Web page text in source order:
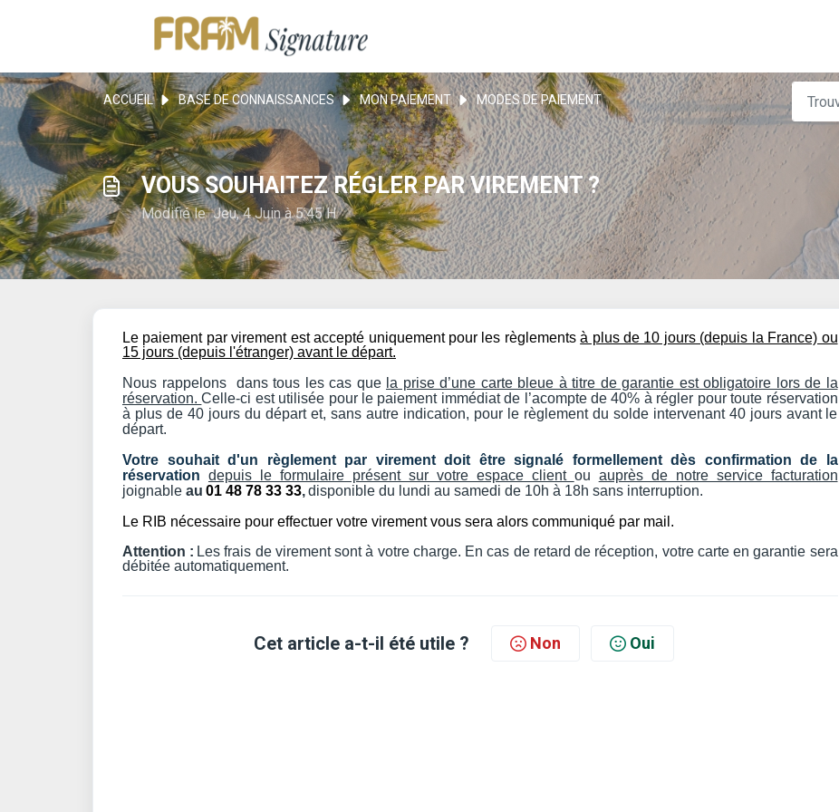
ACCUEIL BASE DE CONNAISSANCES MON PAIEMENT MODES DE PAIEMENT
VOUS SOUHAITEZ RÉGLER PAR VIREMENT ?
Modifié le Jeu, 4 Juin à 5:45 H
Le paiement par virement est accepté uniquement pour les règlementsà plus de 10 jours (depuis la France) ou
15 jours (depuis l'étranger) avant le départ.
Nous rappelons dans tous les cas que la prise d’une carte bleue à titre de garantie est obligatoire lors de la
réservation.Celle-ci est utilisée pour le paiement immédiat de l’acompte de 40% à régler pour toute réservation
à plus de 40 jours du départ et, sans autre indication, pour le règlement du solde intervenant 40 jours avant le
départ.
Votre souhait d'un règlement par virement doit être signalé formellement dès confirmation de la
réservation depuis le formulaire présent sur votre espace client ou auprès de notre service facturation
joignable au 01 48 78 33 33,disponible du lundi au samedi de 10h à 18h sans interruption.
Le RIB nécessaire pour effectuer votre virement vous sera alors communiqué par mail.
Attention : Les frais de virement sont à votre charge. En cas de retard de réception, votre carte en garantie sera
débitée automatiquement.
Cet article a-t-il été utile ? Non Oui